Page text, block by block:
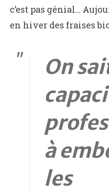
c’est pas génial…
en hiver des fraises
On
à
les